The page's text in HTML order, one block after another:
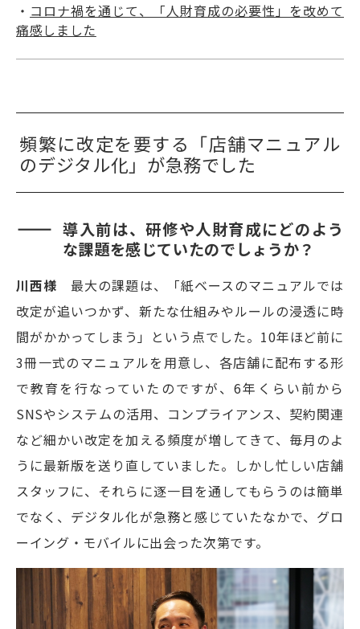
・ コロナ禍を通じて、「人財育成の必要性」を改めて
痛感しました
頻繁に改定を要する「店舗マニュアル
のデジタル化」が急務でした
導入前は、研修や人財育成にどのよう
な課題を感じていたのでしょうか？
川西様 最大の課題は、「紙ベースのマニュアルでは
改定が追いつかず、新たな仕組みやルールの浸透に時
間がかかってしまう」という点でした。10年ほど前に
3冊一式のマニュアルを用意し、各店舗に配布する形
で教育を行なっていたのですが、6年くらい前から
SNSやシステムの活用、コンプライアンス、契約関連
など細かい改定を加える頻度が増してきて、毎月のよ
うに最新版を送り直していました。しかし忙しい店舗
スタッフに、それらに逐一目を通してもらうのは簡単
でなく、デジタル化が急務と感じていたなかで、グロ
ーイング・モバイルに出会った次第です。